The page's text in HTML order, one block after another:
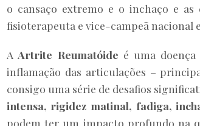
o cansaço extremo e o inchaço e as
fisioterapeuta e vice-campeã
A Artrite Reumatóide é uma
inflamação das articulações –
consigo uma série de desafios
intensa, rigidez matinal, fadiga,
podem ter um impacto profundo na